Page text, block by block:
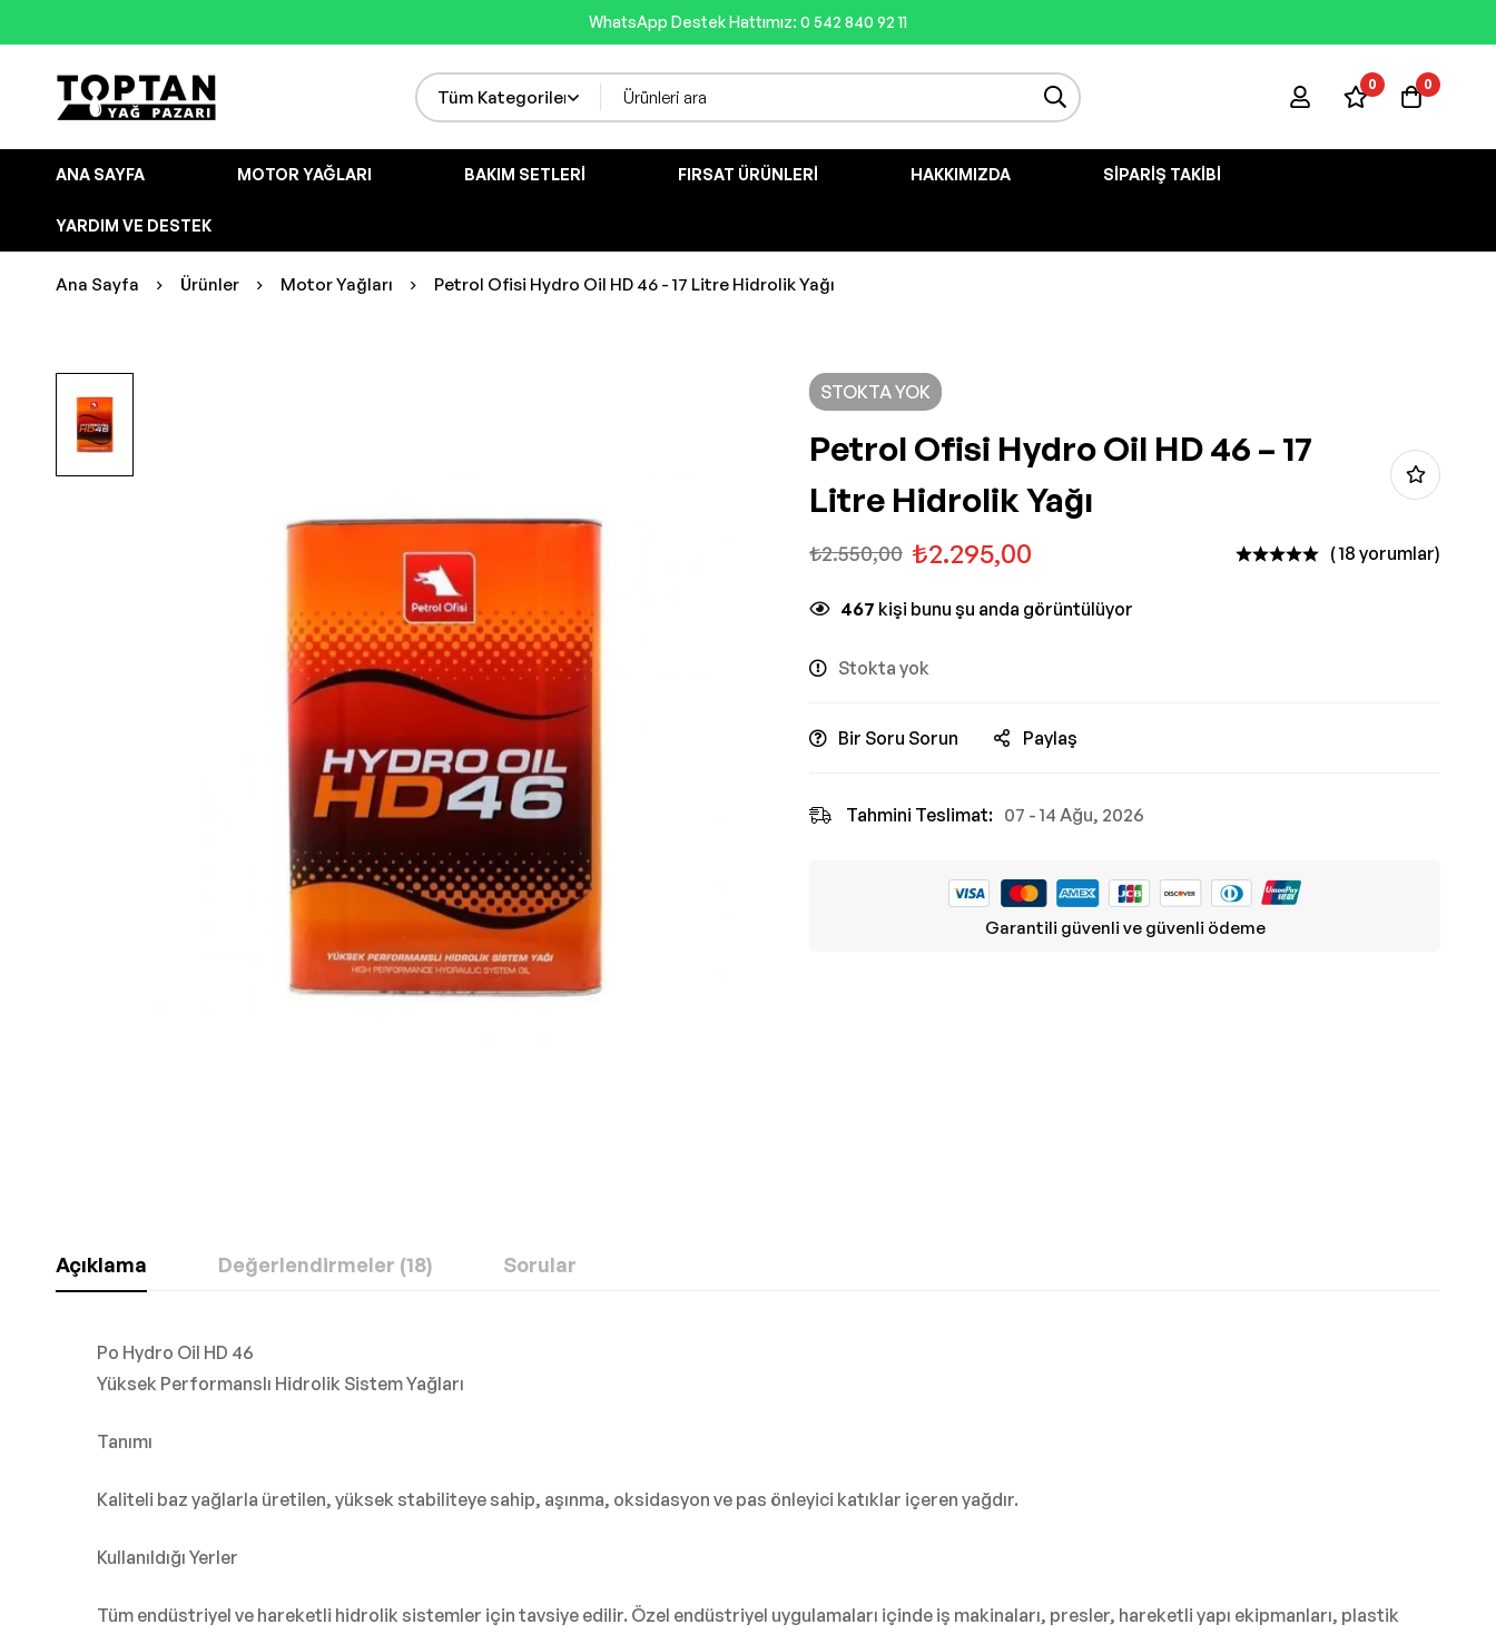
WhatsApp Destek Hattımız: 0 542 840 92 11
0 0
ANA SAYFA MOTOR YAĞLARI BAKIM SETLERI FIRSAT ÜRÜNLERI HAKKIMIZDA SIPARIŞ TAKIBI
YARDIM VE DESTEK
Ana Sayfa Ürünler Motor Yağları Petrol Ofisi Hydro Oil HD 46 - 17 Litre Hidrolik Yağı
STOKTA YOK
Petrol Ofisi Hydro Oil HD 46 – 17
Litre Hidrolik Yağı
₺2.550,00 ₺2.295,00 ( 18 yorumlar)
467 kişi bunu şu anda görüntülüyor
Stokta yok
Bir Soru Sorun Paylaş
Tahmini Teslimat: 07 - 14 Ağu, 2026
Garantili güvenli ve güvenli ödeme
Açıklama Değerlendirmeler (18) Sorular
Po Hydro Oil HD 46
Yüksek Performanslı Hidrolik Sistem Yağları
Tanımı
Kaliteli baz yağlarla üretilen, yüksek stabiliteye sahip, aşınma, oksidasyon ve pas önleyici katıklar içeren yağdır.
Kullanıldığı Yerler
Tüm endüstriyel ve hareketli hidrolik sistemler için tavsiye edilir. Özel endüstriyel uygulamaları içinde iş makinaları, presler, hareketli yapı ekipmanları, plastik